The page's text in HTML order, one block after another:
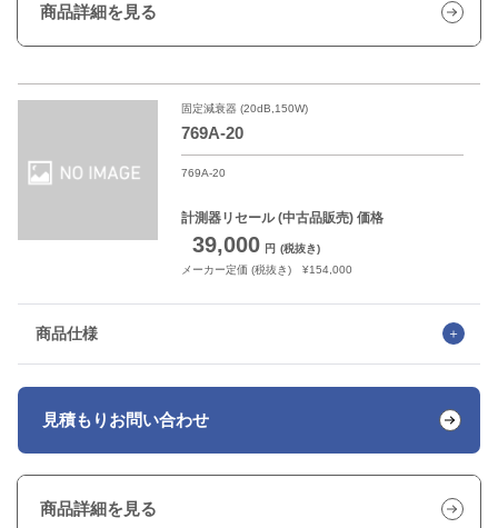
商品詳細を見る
固定減衰器 (20dB,150W)
769A-20
769A-20
計測器リセール(中古品販売) 価格
39,000 円 (税抜き)
メーカー定価 (税抜き) ¥154,000
商品仕様
見積もり お問い合わせ
商品詳細を見る